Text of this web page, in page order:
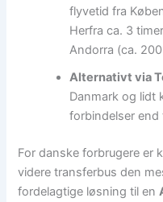
flyvetid fra
Herfra ca. 3
Andorra (ca.
Alternativt via
Danmark og lidt
forbindelser end
For danske forbrugere er
videre transferbus den
fordelagtige løsning til en